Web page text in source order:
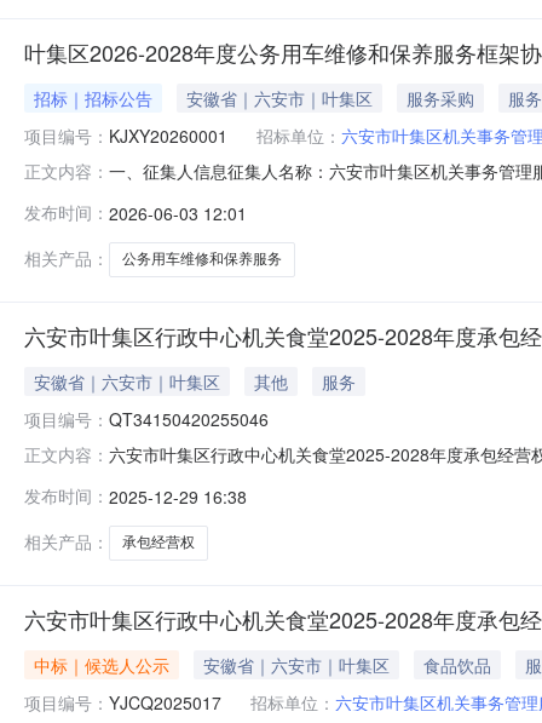
叶集区2026-2028年度公务用车维修和保养服务框架
招标｜招标公告 安徽省｜六安市｜叶集区 服务采购
服务
项目编号： KJXY20260001 招标单位： 六安市叶集区机关事务管
正文内容： 一、征集人信息征集人名称：六安市叶集区机关事务管
求：序号采购需求最高限制单价预估采购数量1叶集区
第二十
发布时间： 2026-06-03 12:01
相关产品：
公务用车维修和保养服务
六安市叶集区行政中心机关食堂2025-2028年度承包
安徽省｜六安市｜叶集区 其他
服务
项目编号： QT34150420255046
正文内容： 六安市叶集区行政中心机关食堂2025-2028年度承包经
市公共资源交易中心叶集区分中心信息发布时间2025-
发布时间： 2025-12-29 16:38
相关产品：
承包经营权
六安市叶集区行政中心机关食堂2025-2028年度承包
中标｜候选人公示 安徽省｜六安市｜叶集区 食品饮品
项目编号： YJCQ2025017 招标单位： 六安市叶集区机关事务管